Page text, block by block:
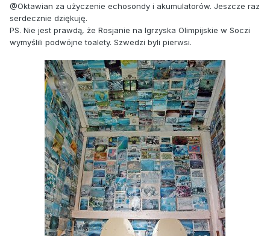
@Oktawian za użyczenie echosondy i akumulatorów. Jeszcze raz
serdecznie dziękuję.
PS. Nie jest prawdą, że Rosjanie na Igrzyska Olimpijskie w Soczi
wymyślili podwójne toalety. Szwedzi byli pierwsi.